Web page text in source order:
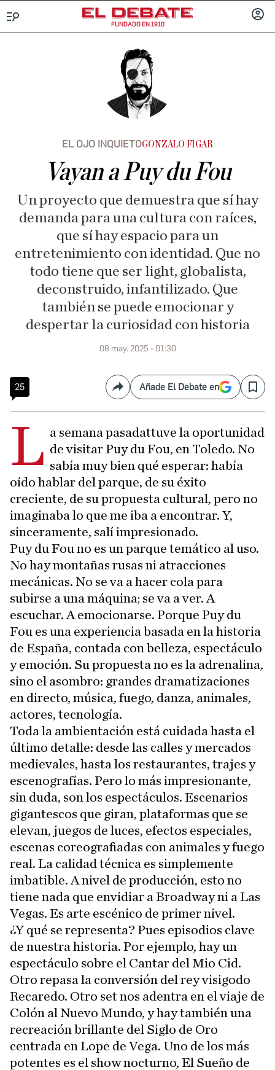
FUNDADO EN 1910
EL OJO INQUIETOGONZALO FIGAR
Vayan a Puy du Fou
Un proyecto que demuestra que sí hay
demanda para una cultura con raíces,
que sí hay espacio para un
entretenimiento con identidad. Que no
todo tiene que ser light, globalista,
deconstruido, infantilizado. Que
también se puede emocionar y
despertar la curiosidad con historia
08 may. 2025 - 01:30
25 CompartirAñade El Debate en Save
L a semana pasadattuve la oportunidad
de visitar Puy du Fou, en Toledo. No
sabía muy bien qué esperar: había
oído hablar del parque, de su éxito
creciente, de su propuesta cultural, pero no
imaginaba lo que me iba a encontrar. Y,
sinceramente, salí impresionado.
Puy du Fou no es un parque temático al uso.
No hay montañas rusas ni atracciones
mecánicas. No se va a hacer cola para
subirse a una máquina; se va a ver. A
escuchar. A emocionarse. Porque Puy du
Fou es una experiencia basada en la historia
de España, contada con belleza, espectáculo
y emoción. Su propuesta no es la adrenalina,
sino el asombro: grandes dramatizaciones
en directo, música, fuego, danza, animales,
actores, tecnología.
Toda la ambientación está cuidada hasta el
último detalle: desde las calles y mercados
medievales, hasta los restaurantes, trajes y
escenografías. Pero lo más impresionante,
sin duda, son los espectáculos. Escenarios
gigantescos que giran, plataformas que se
elevan, juegos de luces, efectos especiales,
escenas coreografiadas con animales y fuego
real. La calidad técnica es simplemente
imbatible. A nivel de producción, esto no
tiene nada que envidiar a Broadway ni a Las
Vegas. Es arte escénico de primer nivel.
¿Y qué se representa? Pues episodios clave
de nuestra historia. Por ejemplo, hay un
espectáculo sobre el Cantar del Mio Cid.
Otro repasa la conversión del rey visigodo
Recaredo. Otro set nos adentra en el viaje de
Colón al Nuevo Mundo, y hay también una
recreación brillante del Siglo de Oro
centrada en Lope de Vega. Uno de los más
potentes es el show nocturno, El Sueño de